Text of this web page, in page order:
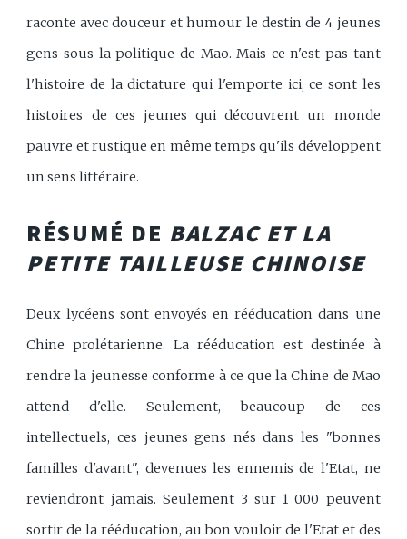
raconte avec douceur et humour le destin de 4 jeunes
gens sous la politique de Mao. Mais ce n'est pas tant
l'histoire de la dictature qui l'emporte ici, ce sont les
histoires de ces jeunes qui découvrent un monde
pauvre et rustique en même temps qu'ils développent
un sens littéraire.
RÉSUMÉ DE BALZAC ET LA
PETITE TAILLEUSE CHINOISE
Deux lycéens sont envoyés en rééducation dans une
Chine prolétarienne. La rééducation est destinée à
rendre la jeunesse conforme à ce que la Chine de Mao
attend d'elle. Seulement, beaucoup de ces
intellectuels, ces jeunes gens nés dans les "bonnes
familles d'avant", devenues les ennemis de l'Etat, ne
reviendront jamais. Seulement 3 sur 1 000 peuvent
sortir de la rééducation, au bon vouloir de l'Etat et des